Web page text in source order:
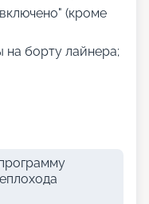
(кроме
на борту лайнера;